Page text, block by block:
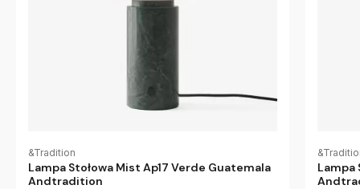
&Tradition
Lampa Stołowa Mist Ap17 Verde Guatemala
Andtradition
Lampa